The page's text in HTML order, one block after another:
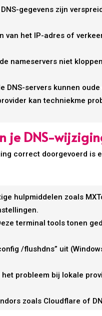
gegevens zijn
van het IP-adres of
nameservers niet
DNS-servers kunnen
kan techniekme
je DNS-
correct doorgevoerd
hulpmiddelen zoals
terminal tools tonen
/flushdns” uit
het probleem bij lokale
zoals Cloudflare of